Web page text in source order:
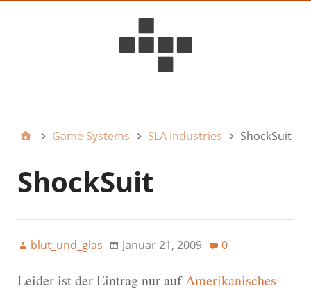
Game Systems SLA Industries ShockSuit
ShockSuit
blut_und_glas Januar 21, 2009 0
Leider ist der Eintrag nur aufAmerikanisches